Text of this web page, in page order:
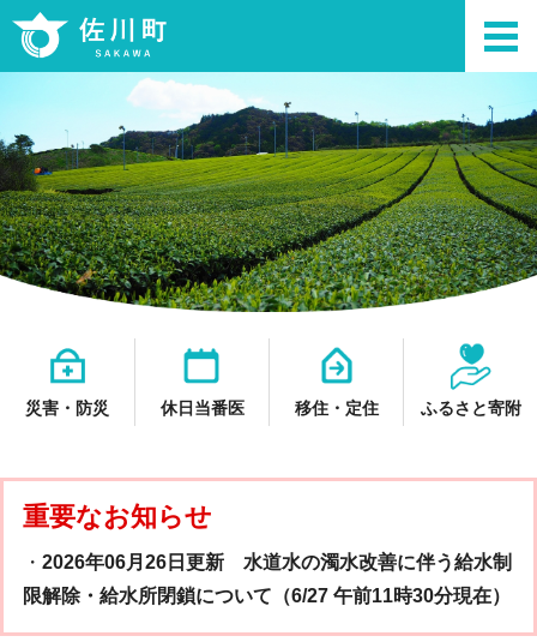
災害・防災 休日当番医 移住・定住 ふるさと寄附
重要なお知らせ
・ 2026年06月26日更新 水道水の濁水改善に伴う給水制
限解除・給水所閉鎖について（6/27 午前11時30分現在）